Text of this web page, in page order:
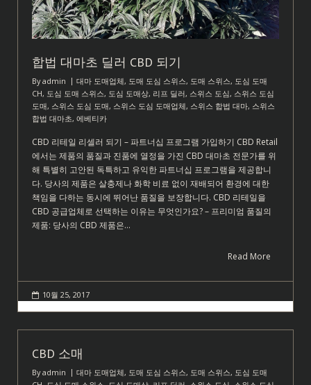
합법 대마초 딜러 CBD 되기
Byadmin 대마 도매업체, 도매 도심 스위스, 도매 스위스, 도심 도매
CH, 도심 도매 스위스, 도심 도매상, 리프 딜러, 스위스 도심, 스위스 도심
도매, 스위스 도심 도매, 스위스 도심 도매업체, 스위스 합법 대마, 스위스
합법 대마초, 에베티카
CBD 리테일 리셀러 되기 – 파트너십 프로그램 가입하기 CBD Retail
에서는 제품의 품질과 진품에 열정을 가진 CBD 대마초 전문가를 위
해 특별히 고안된 독특하고 유익한 파트너십 프로그램을 제공합니
다. 당사의 제품은 살충제나 화학 비료 없이 재배되어 환경에 대한
책임을 다하는 동시에 뛰어난 품질을 보장합니다. CBD 리테일을
CBD 공급업체로 선택하는 이유는 무엇인가요? – 프리미엄 품질의
제품: 당사의 CBD 제품은…
Read More
10월 25, 2017
CBD 소매
Byadmin 대마 도매업체, 도매 도심 스위스, 도매 스위스, 도심 도매